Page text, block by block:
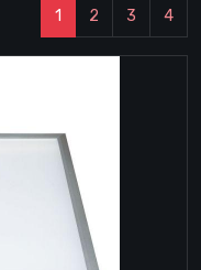
1 2 3 4